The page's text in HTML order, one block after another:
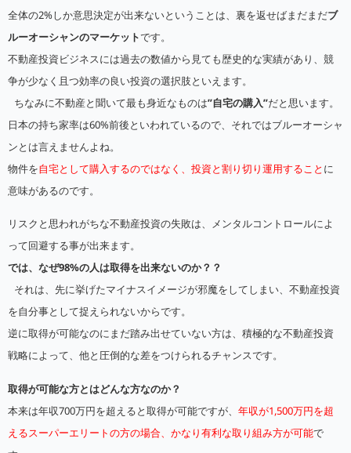
全体の2%しか意思決定が出来ないということは、裏を返せばまだまだブ
ルーオーシャンのマーケットです。
不動産投資ビジネスには過去の数値から見ても歴史的な実績があり、競
争が少なく且つ効率の良い投資の選択肢といえます。
ちなみに不動産と聞いて最も身近なものは”自宅の購入”だと思います。
日本の持ち家率は60%前後といわれているので、それではブルーオーシャ
ンとは言えませんよね。
物件を自宅として購入するのではなく、投資と割り切り運用すること に
意味があるのです。
リスクと思われがちな不動産投資の失敗は、メンタルコントロールによ
って回避する事が出来ます。
では、なぜ98%の人は取得を出来ないのか？？
それは、先に挙げたマイナスイメージが邪魔をしてしまい、不動産投資
を自分事として捉えられないからです。
逆に取得が可能なのにまだ踏み出せていない方は、積極的な不動産投資
戦略によって、他と圧倒的な差をつけられるチャンスです。
取得が可能な方とはどんな方なのか？
本来は年収700万円を超えると取得が可能ですが、 年収が1,500万円を超
えるスーパーエリートの方の場合、かなり有利な取り組み方が可能で